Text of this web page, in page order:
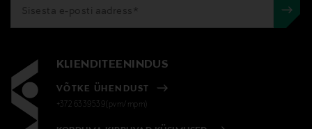
KLIENDITEENINDUS
VÕTKE ÜHENDUST
+372 6339539(pvm/mpm)